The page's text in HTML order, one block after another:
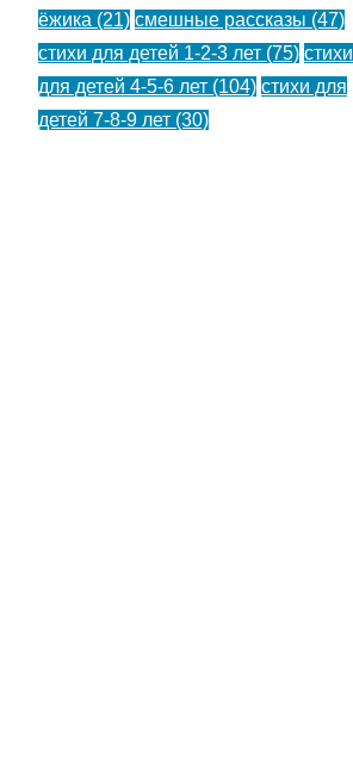
ёжика (21) смешные рассказы (47)
стихи для детей 1-2-3 лет (75) стихи
для детей 4-5-6 лет (104) стихи для
детей 7-8-9 лет (30)